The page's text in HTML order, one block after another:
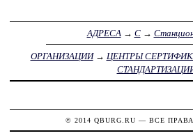
АДРЕСА → С→
ОРГАНИЗАЦИИ→ ЦЕНТРЫ
© 2014 QBURG.RU — ВСЕ